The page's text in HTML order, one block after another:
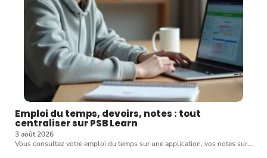
Emploi du temps, devoirs, notes : tout
centraliser sur PSB Learn
3 août 2026
Vous consultez votre emploi du temps sur une application, vos notes sur…